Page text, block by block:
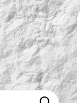
Φιλτράρισμα